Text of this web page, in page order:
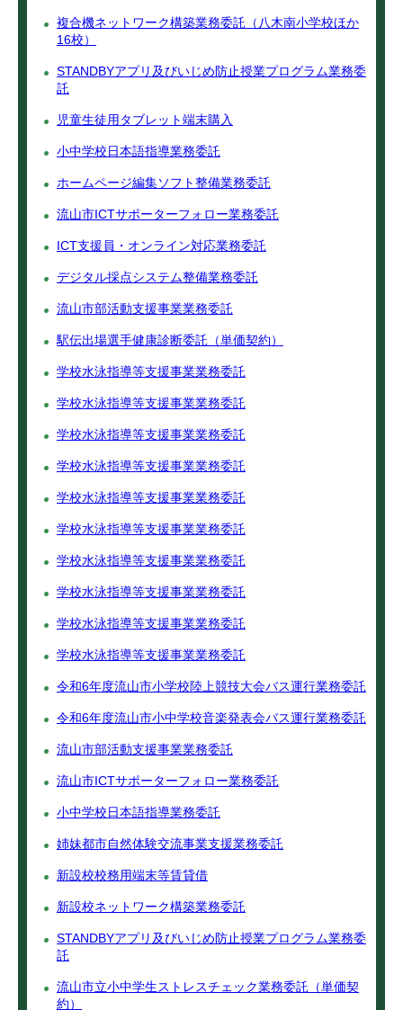
複合機ネットワーク構築業務委託（八木南小学校ほか
16校）
STANDBYアプリ及びいじめ防止授業プログラム業務委
託
児童生徒用タブレット端末購入
小中学校日本語指導業務委託
ホームページ編集ソフト整備業務委託
流山市ICTサポーターフォロー業務委託
ICT支援員・オンライン対応業務委託
デジタル採点システム整備業務委託
流山市部活動支援事業業務委託
駅伝出場選手健康診断委託（単価契約）
学校水泳指導等支援事業業務委託
学校水泳指導等支援事業業務委託
学校水泳指導等支援事業業務委託
学校水泳指導等支援事業業務委託
学校水泳指導等支援事業業務委託
学校水泳指導等支援事業業務委託
学校水泳指導等支援事業業務委託
学校水泳指導等支援事業業務委託
学校水泳指導等支援事業業務委託
学校水泳指導等支援事業業務委託
令和6年度流山市小学校陸上競技大会バス運行業務委託
令和6年度流山市小中学校音楽発表会バス運行業務委託
流山市部活動支援事業業務委託
流山市ICTサポーターフォロー業務委託
小中学校日本語指導業務委託
姉妹都市自然体験交流事業支援業務委託
新設校校務用端末等賃貸借
新設校ネットワーク構築業務委託
STANDBYアプリ及びいじめ防止授業プログラム業務委
託
流山市立小中学生ストレスチェック業務委託（単価契
約）